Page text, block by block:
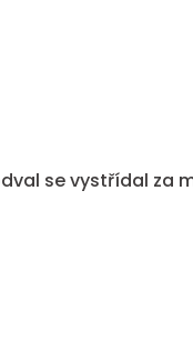
se vystřídal za